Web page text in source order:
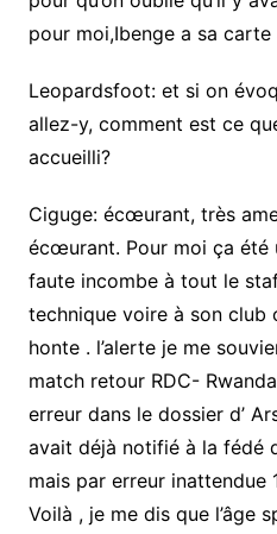
pour moi,Ibenge a sa
Leopardsfoot: et si on
allez-y, comment est ce
accueilli?
Ciguge: écœurant, très
écœurant. Pour moi ça été
faute incombe à tout le
technique voire à son club
honte . l’alerte je me
match retour RDC-
erreur dans le dossier d’
avait déjà notifié à la fédé
mais par erreur inattendue
Voilà , je me dis que l’âge